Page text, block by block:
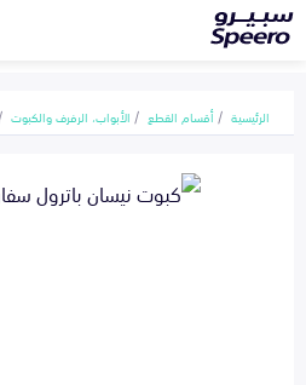
الرئيسية أقسام القطع الأبواب، الرفرف والكبوت